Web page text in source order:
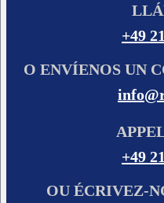
+49
O ENVÍENOS UN
+49
OU ÉCRIVEZ-